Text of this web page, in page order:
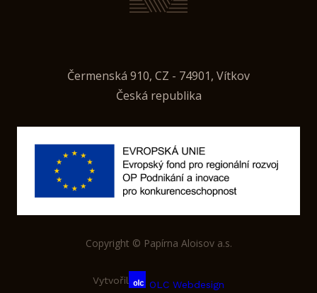
Čermenská 910, CZ - 74901, Vítkov
Česká republika
Copyright © Papírna Aloisov a.s.
Vytvořil OLC Webdesign